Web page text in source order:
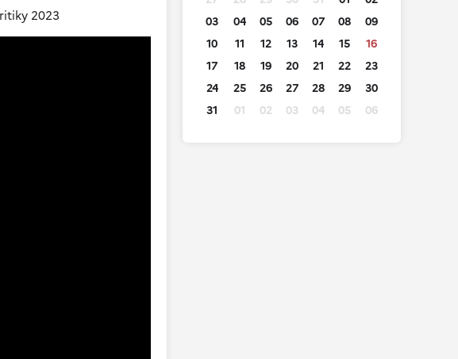
03
04 05 06 07 08
09
10
11 12 13 14 15
16
17
18 19 20 21 22
23
24
25 26 27 28 29
30
31
01 02 03 04 05 06
2023